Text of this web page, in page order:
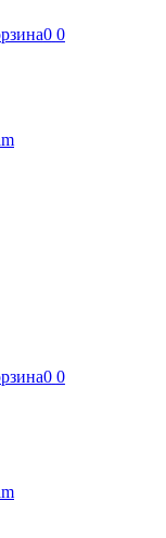
0 0
0 0